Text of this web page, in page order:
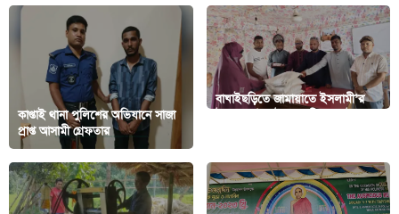
কাপ্তাই থানা পুলিশের অভিযানে সাজা
প্রাপ্ত আসামী গ্রেফতার
বাঘাইছড়িতে জামায়াতে ইসলামী’র